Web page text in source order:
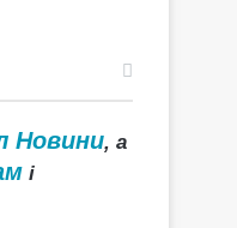
Новини, а
і